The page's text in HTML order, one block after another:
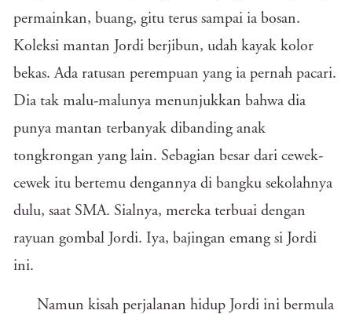
permainkan, buang, gitu terus sampai ia bosan.
Koleksi mantan Jordi berjibun, udah kayak kolor
bekas. Ada ratusan perempuan yang ia pernah pacari.
Dia tak malu-malunya menunjukkan bahwa dia
punya mantan terbanyak dibanding anak
tongkrongan yang lain. Sebagian besar dari cewek-
cewek itu bertemu dengannya di bangku sekolahnya
dulu, saat SMA. Sialnya, mereka terbuai dengan
rayuan gombal Jordi. Iya, bajingan emang si Jordi
ini.
Namun kisah perjalanan hidup Jordi ini bermula